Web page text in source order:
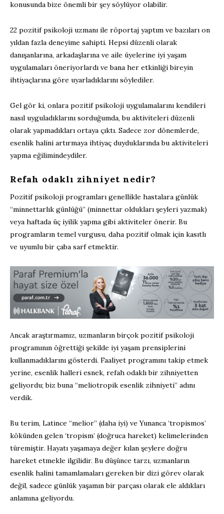
konusunda bize önemli bir şey söylüyor olabilir.
22 pozitif psikoloji uzmanı ile röportaj yaptım ve bazıları on
yıldan fazla deneyime sahipti. Hepsi düzenli olarak
danışanlarına, arkadaşlarına ve aile üyelerine iyi yaşam
uygulamaları öneriyorlardı ve bana her etkinliği bireyin
ihtiyaçlarına göre uyarladıklarını söylediler.
Gel gör ki, onlara pozitif psikoloji uygulamalarını kendileri
nasıl uyguladıklarını sorduğumda, bu aktiviteleri düzenli
olarak yapmadıkları ortaya çıktı. Sadece zor dönemlerde,
esenlik halini artırmaya ihtiyaç duyduklarında bu aktiviteleri
yapma eğilimindeydiler.
Refah odaklı zihniyet nedir?
Pozitif psikoloji programları genellikle hastalara günlük
“minnettarlık günlüğü” (minnettar oldukları şeyleri yazmak)
veya haftada üç iyilik yapma gibi aktiviteler önerir. Bu
programların temel vurgusu, daha pozitif olmak için kasıtlı
ve uyumlu bir çaba sarf etmektir.
Ancak araştırmamız, uzmanların birçok pozitif psikoloji
programının öğrettiği şekilde iyi yaşam prensiplerini
kullanmadıklarını gösterdi. Faaliyet programını takip etmek
yerine, esenlik halleri esnek, refah odaklı bir zihniyetten
geliyordu; biz buna “meliotropik esenlik zihniyeti” adını
verdik.
Bu terim, Latince “melior” (daha iyi) ve Yunanca ‘tropismos’
kökünden gelen ‘tropism’ (doğruca hareket) kelimelerinden
türemiştir. Hayatı yaşamaya değer kılan şeylere doğru
hareket etmekle ilgilidir. Bu düşünce tarzı, uzmanların
esenlik halini tamamlamaları gereken bir dizi görev olarak
değil, sadece günlük yaşamın bir parçası olarak ele aldıkları
anlamına geliyordu.